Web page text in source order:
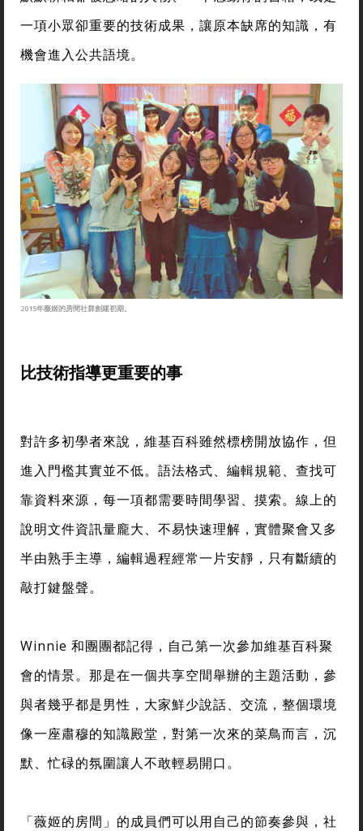
一項小眾卻重要的技術成果，讓原本缺席的知識，有
機會進入公共語境。
2015年薇姬的房間社群創建初期。
比技術指導更重要的事
對許多初學者來說，維基百科雖然標榜開放協作，但
進入門檻其實並不低。語法格式、編輯規範、查找可
靠資料來源，每一項都需要時間學習、摸索。線上的
說明文件資訊量龐大、不易快速理解，實體聚會又多
半由熟手主導，編輯過程經常一片安靜，只有斷續的
敲打鍵盤聲。
Winnie 和團團都記得，自己第一次參加維基百科聚
會的情景。那是在一個共享空間舉辦的主題活動，參
與者幾乎都是男性，大家鮮少說話、交流，整個環境
像一座肅穆的知識殿堂，對第一次來的菜鳥而言，沉
默、忙碌的氛圍讓人不敢輕易開口。
「薇姬的房間」的成員們可以用自己的節奏參與，社